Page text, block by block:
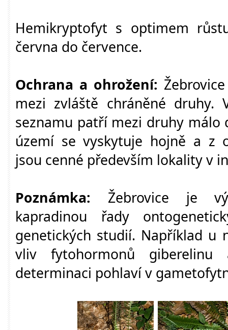
Hemikryptofyt s optimem
června do července.
Ochrana a ohrožení:
mezi zvláště chráněné druhy.
seznamu patří mezi druhy málo
území se vyskytuje hojně a z
jsou cenné především lokality v
Poznámka: Žebrovice je
kapradinou řady
genetických studií. Například u
vliv fytohormonů giberelinu
determinaci pohlaví v